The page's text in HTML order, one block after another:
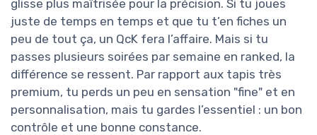
glisse plus maîtrisée pour la précision. Si tu joues
juste de temps en temps et que tu t’en fiches un
peu de tout ça, un QcK fera l’affaire. Mais si tu
passes plusieurs soirées par semaine en ranked, la
différence se ressent. Par rapport aux tapis très
premium, tu perds un peu en sensation "fine" et en
personnalisation, mais tu gardes l’essentiel : un bon
contrôle et une bonne constance.